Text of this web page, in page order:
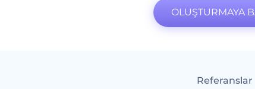
OLUŞTURMAYA
Referanslar